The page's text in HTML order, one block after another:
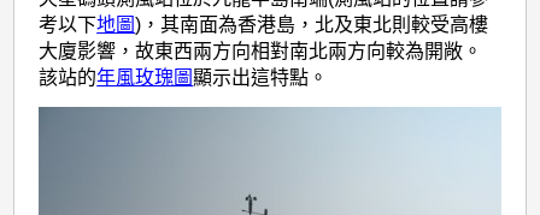
考以下地圖)，其南面為香港島，北及東北則較受高樓
大廈影響，故東西兩方向相對南北兩方向較為開敞。
該站的年風玫瑰圖顯示出這特點。